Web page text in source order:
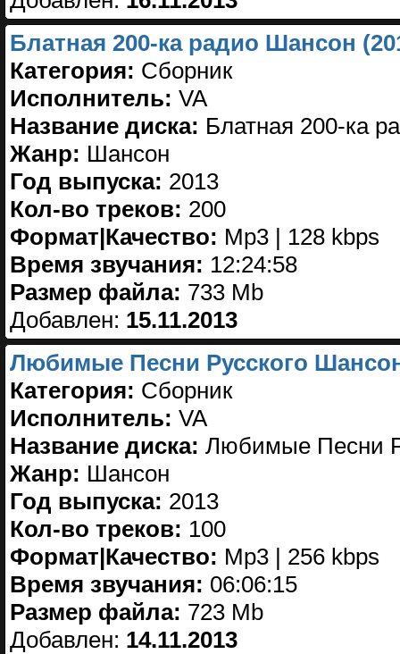
Блатная 200-ка радио Шансон
Категория: Сборник
Исполнитель: VA
Название диска: Блатная 200-ка
Жанр: Шансон
Год выпуска: 2013
Кол-во треков: 200
Формат|Качество: Mp3 | 128 kbps
Время звучания: 12:24:58
Размер файла: 733 Mb
Добавлен: 15.11.2013
Любимые Песни Русского
Категория: Сборник
Исполнитель: VA
Название диска: Любимые Песни
Жанр: Шансон
Год выпуска: 2013
Кол-во треков: 100
Формат|Качество: Mp3 | 256 kbps
Время звучания: 06:06:15
Размер файла: 723 Mb
Добавлен: 14.11.2013